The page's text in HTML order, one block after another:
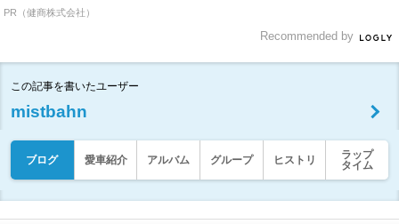
PR（健商株式会社）
Recommended by
この記事を書いたユーザー
mistbahn
ブログ 愛車紹介 アルバム グループ ヒストリ
ラップ
タイム